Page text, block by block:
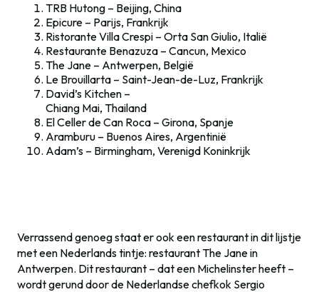
TRB Hutong – Beijing, China
Epicure – Parijs, Frankrijk
Ristorante Villa Crespi – Orta San Giulio, Italië
Restaurante Benazuza – Cancun, Mexico
The Jane – Antwerpen, België
Le Brouillarta – Saint-Jean-de-Luz, Frankrijk
David’s Kitchen –
Chiang Mai, Thailand
El Celler de Can Roca – Girona, Spanje
Aramburu – Buenos Aires, Argentinië
Adam’s – Birmingham, Verenigd Koninkrijk
Verrassend genoeg staat er ook een restaurant in dit lijstje
met een Nederlands tintje: restaurant The Jane in
Antwerpen. Dit restaurant – dat een Michelinster heeft –
wordt gerund door de Nederlandse chefkok Sergio